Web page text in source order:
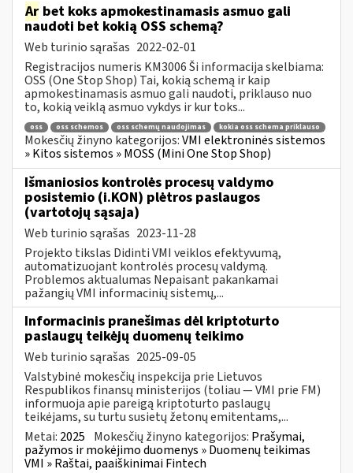
Ar bet koks apmokestinamasis asmuo gali
naudoti bet kokią OSS schemą?
Web turinio sąrašas 2022-02-01
Registracijos numeris KM3006 Ši informacija skelbiama:
OSS (One Stop Shop) Tai, kokią schemą ir kaip
apmokestinamasis asmuo gali naudoti, priklauso nuo
to, kokią veiklą asmuo vykdys ir kur toks...
oss oss schemos oss schemų naudojimas kokia oss schema priklauso
Mokesčių žinyno kategorijos:VMI elektroninės sistemos
» Kitos sistemos » MOSS (Mini One Stop Shop)
Išmaniosios kontrolės procesų valdymo
posistemio (i.KON) plėtros paslaugos
(vartotojų sąsaja)
Web turinio sąrašas 2023-11-28
Projekto tikslas Didinti VMI veiklos efektyvumą,
automatizuojant kontrolės procesų valdymą.
Problemos aktualumas Nepaisant pakankamai
pažangių VMI informacinių sistemų,...
Informacinis pranešimas dėl kriptoturto
paslaugų teikėjų duomenų teikimo
Web turinio sąrašas 2025-09-05
Valstybinė mokesčių inspekcija prie Lietuvos
Respublikos finansų ministerijos (toliau — VMI prie FM)
informuoja apie pareigą kriptoturto paslaugų
teikėjams, su turtu susietų žetonų emitentams,...
Metai: 2025 Mokesčių žinyno kategorijos: Prašymai,
pažymos ir mokėjimo duomenys » Duomenų teikimas
VMI » Raštai, paaiškinimai Fintech